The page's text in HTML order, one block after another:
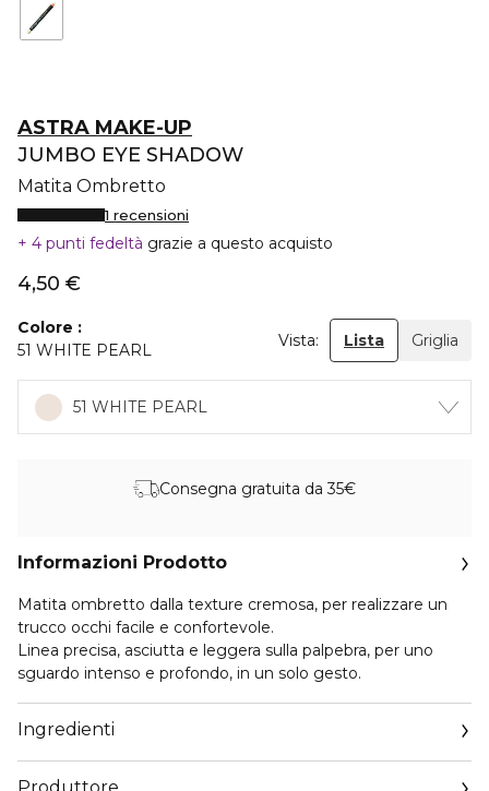
ASTRA MAKE-UP
JUMBO EYE SHADOW
Matita Ombretto
1 recensioni
4 punti fedeltà grazie a questo acquisto
4,50 €
Colore
51 WHITE PEARL
Vista: Lista Griglia
51 WHITE PEARL
Consegna gratuita da 35€
Informazioni Prodotto
Matita ombretto dalla texture cremosa, per realizzare un
trucco occhi facile e confortevole.
Linea precisa, asciutta e leggera sulla palpebra, per uno
sguardo intenso e profondo, in un solo gesto.
Ingredienti